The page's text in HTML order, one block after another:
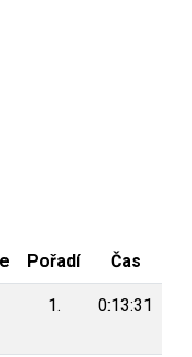
Pořadí Čas
1. 0:13:31